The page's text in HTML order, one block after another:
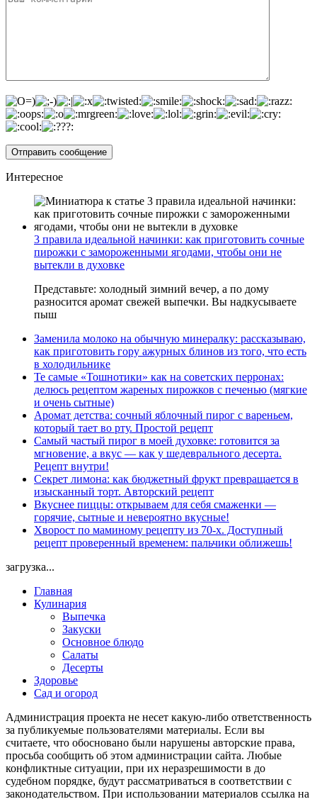
Интересное
3 правила идеальной начинки: как приготовить сочные
пирожки с замороженными ягодами, чтобы они не
вытекли в духовке
Представьте: холодный зимний вечер, а по дому
разносится аромат свежей выпечки. Вы надкусываете
пыш
Заменила молоко на обычную минералку: рассказываю,
как приготовить гору ажурных блинов из того, что есть
в холодильнике
Те самые «Тошнотики» как на советских перронах:
делюсь рецептом жареных пирожков с печенью (мягкие
и очень сытные)
Аромат детства: сочный яблочный пирог с вареньем,
который тает во рту. Простой рецепт
Самый частый пирог в моей духовке: готовится за
мгновение, а вкус — как у шедеврального десерта.
Рецепт внутри!
Секрет лимона: как бюджетный фрукт превращается в
изысканный торт. Авторский рецепт
Вкуснее пиццы: открываем для себя смаженки —
горячие, сытные и невероятно вкусные!
Хворост по маминому рецепту из 70-х. Доступный
рецепт проверенный временем: пальчики оближешь!
загрузка...
Главная
Кулинария
Выпечка
Закуски
Основное блюдо
Салаты
Десерты
Здоровье
Сад и огород
Администрация проекта не несет какую-либо ответственность
за публикуемые пользователями материалы. Если вы
считаете, что обосновано были нарушены авторские права,
просьба сообщить об этом администрации сайта. Любые
конфликтные ситуации, при их неразрешимости в до
судебном порядке, будут рассматриваться в соответствии с
законодательством. При использовании материалов ссылка на